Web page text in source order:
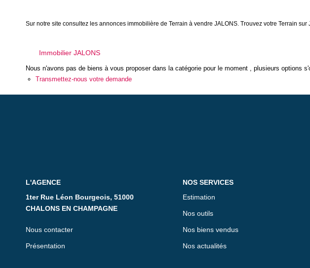
Sur notre site consultez les annonces immobilière de Terrain à vendre JALONS. Trouvez votre Terrain
Immobilier JALONS
Nous n'avons pas de biens à vous proposer dans la catégorie pour le moment , plusieurs options
Transmettez-nous votre demande
L'AGENCE
1ter Rue Léon Bourgeois, 51000
CHALONS EN CHAMPAGNE
Nous contacter
Présentation
NOS SERVICES
Estimation
Nos outils
Nos biens vendus
Nos actualités